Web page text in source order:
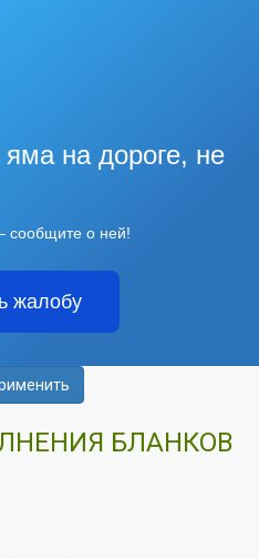
на дороге, не
сообщите о ней!
жалобу
БЛАНКОВ